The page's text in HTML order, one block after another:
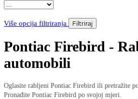
Više opcija filtriranja Filtriraj
Pontiac Firebird -
automobili
Oglasite rabljeni Pontiac Firebird ili pretražite
Pronađite Pontiac Firebird po svojoj mjeri.